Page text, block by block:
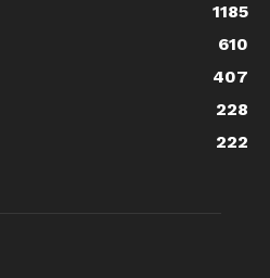
1185
610
407
228
222